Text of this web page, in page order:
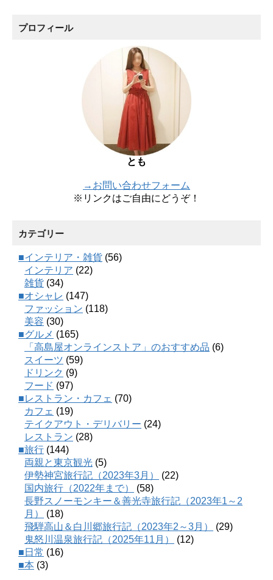
プロフィール
とも
→お問い合わせフォーム
※リンクはご自由にどうぞ！
カテゴリー
■インテリア・雑貨 (56)
インテリア (22)
雑貨 (34)
■オシャレ (147)
ファッション (118)
美容 (30)
■グルメ (165)
「高島屋オンラインストア」のおすすめ品 (6)
スイーツ (59)
ドリンク (9)
フード (97)
■レストラン・カフェ (70)
カフェ (19)
テイクアウト・デリバリー (24)
レストラン (28)
■旅行 (144)
両親と東京観光 (5)
伊勢神宮旅行記（2023年3月）
(22)
国内旅行（2022年まで）
(58)
長野スノーモンキー＆善光寺旅行記（2023年1～2
月）
(18)
飛騨高山＆白川郷旅行記（2023年2～3月）
(29)
鬼怒川温泉旅行記（2025年11月）
(12)
■日常 (16)
■本 (3)